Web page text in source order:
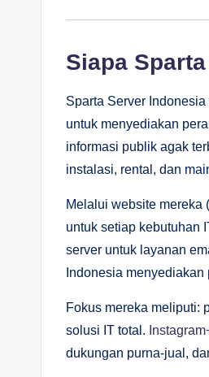
Siapa
Sparta Server
untuk menyediakan
informasi publik agak
instalasi, rental, dan
Melalui website mereka
untuk setiap kebutuhan
server untuk layanan
Indonesia
Fokus mereka meliputi:
solusi IT total. Instagram
dukungan purna-jual,